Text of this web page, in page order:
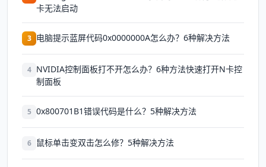
卡无法启动
3 电脑提示蓝屏代码0x0000000A怎么办？6种解决方法
4 NVIDIA控制面板打不开怎么办？6种方法快速打开N卡控
制面板
5 0x800701B1错误代码是什么？5种解决方法
6 鼠标单击变双击怎么修？5种解决方法